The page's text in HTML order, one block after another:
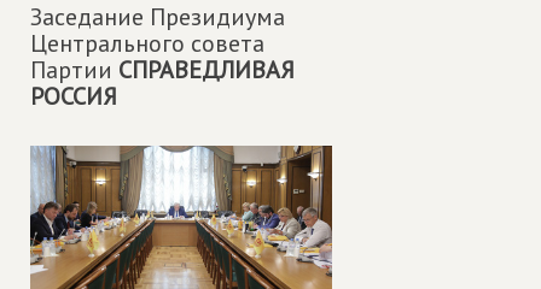
Заседание Президиума
Центрального совета
Партии СПРАВЕДЛИВАЯ
РОССИЯ